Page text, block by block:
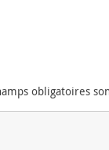
obligatoires